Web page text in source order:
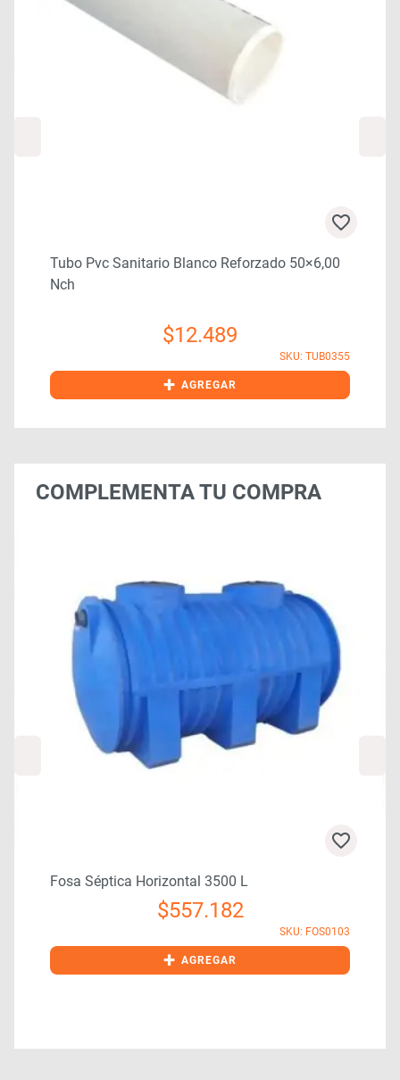
Tubo Pvc Sanitario Blanco Reforzado 50×6,00
Nch
$12.489
SKU: TUB0355
+ AGREGAR
COMPLEMENTA TU COMPRA
Fosa Séptica Horizontal 3500 L
$557.182
SKU: FOS0103
+ AGREGAR